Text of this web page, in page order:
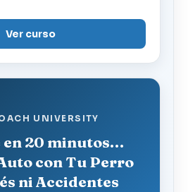
Ver curso
UNIVERSITY
en 20 minutos…
con Tu Perro
ni Accidentes